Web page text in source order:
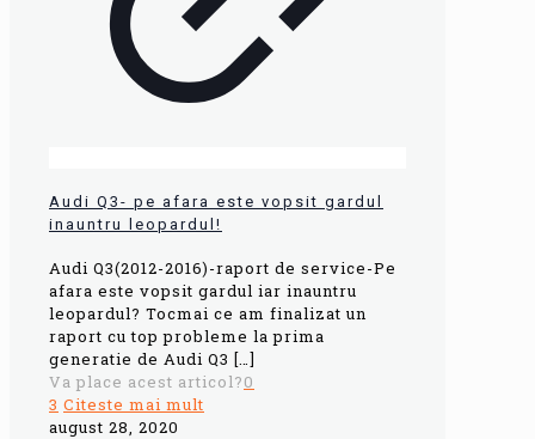
Audi Q3- pe afara este vopsit gardul
inauntru leopardul!
Audi Q3(2012-2016)-raport de service-Pe
afara este vopsit gardul iar inauntru
leopardul? Tocmai ce am finalizat un
raport cu top probleme la prima
generatie de Audi Q3 […]
Va place acest articol?0
3 Citeste mai mult
august 28, 2020